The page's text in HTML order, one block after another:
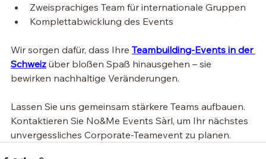
Zweisprachiges Team für internationale Gruppen
Komplettabwicklung des Events
Wir sorgen dafür, dass Ihre Teambuilding-Events in der
Schweiz über bloßen Spaß hinausgehen – sie
bewirken nachhaltige Veränderungen.
Lassen Sie uns gemeinsam stärkere Teams aufbauen.
Kontaktieren Sie No&Me Events Sàrl, um Ihr nächstes
unvergessliches Corporate-Teamevent zu planen.